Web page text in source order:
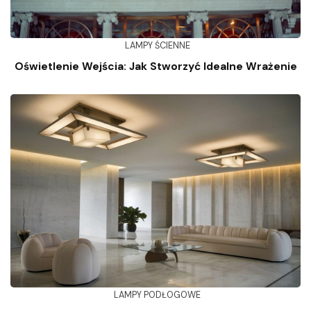
LAMPY ŚCIENNE
Oświetlenie Wejścia: Jak Stworzyć Idealne Wrażenie
LAMPY PODŁOGOWE